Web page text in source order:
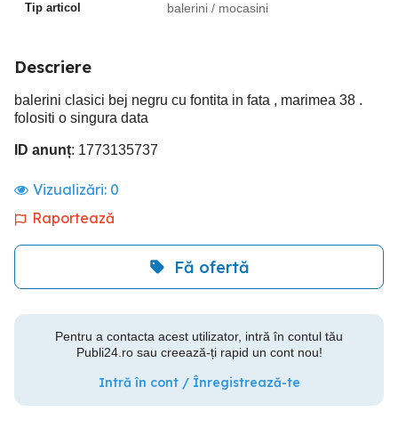
Tip articol balerini / mocasini
Descriere
balerini clasici bej negru cu fontita in fata , marimea 38 .
folositi o singura data
ID anunț: 1773135737
Vizualizări: 0
Raportează
Fă ofertă
Pentru a contacta acest utilizator, intră în contul tău
Publi24.ro sau creează-ți rapid un cont nou!
Intră în cont / Înregistrează-te